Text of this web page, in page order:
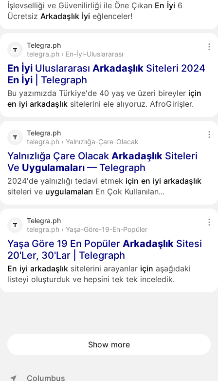
İşlevselliği ve Güvenilirliği ile Öne Çıkan En İyi 6
Ücretsiz Arkadaşlık İyi eğlenceler!
Telegra.ph
telegra.ph › En-İyi-Uluslararası
En İyi Uluslararası Arkadaşlık Siteleri 2024
En İyi | Telegraph
Bu yazımızda Türkiye'de 40 yaş ve üzeri bireyler için
en iyi arkadaşlık sitelerini ele alıyoruz. AfroGirişler.
Telegra.ph
telegra.ph › Yalnızlığa-Çare-Olacak
Yalnızlığa Çare Olacak Arkadaşlık Siteleri
Ve Uygulamaları — Telegraph
2024'de yalnızlığı tedavi etmek için en iyi arkadaşlık
siteleri ve uygulamaları En Çok Kullanılan...
Telegra.ph
telegra.ph › Yaşa-Göre-19-En-Popüler
Yaşa Göre 19 En Popüler Arkadaşlık Sitesi
20'Ler, 30'Lar | Telegraph
En iyi arkadaşlık sitelerini arayanlar için aşağıdaki
listeyi oluşturduk ve hepsini tek tek inceledik.
Show more
Columbus